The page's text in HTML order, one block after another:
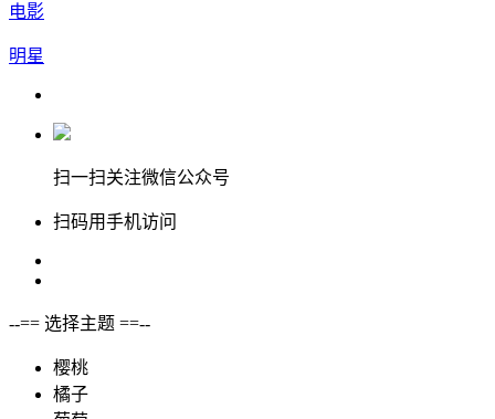
电影
明星
扫一扫关注微信公众号
扫码用手机访问
--== 选择主题 ==--
樱桃
橘子